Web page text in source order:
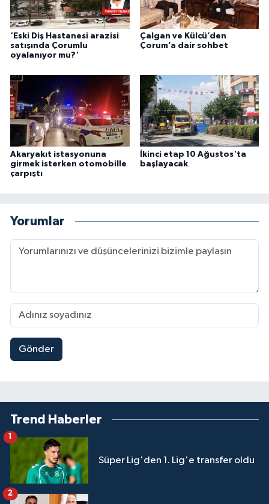
‘Eski Diş Hastanesi arazisi
satışında Çorumlu
oyalanıyor mu?'
Çalgan ve Külcü’den
Çorum’a dair sohbet
Akaryakıt istasyonuna
girmek isterken otomobille
çarpıştı
İkinci etap 10 Ağustos'ta
başlayacak
Yorumlar
Gönder
Trend Haberler
Süper Lig'den 1. Lig'e transfer oldu
2